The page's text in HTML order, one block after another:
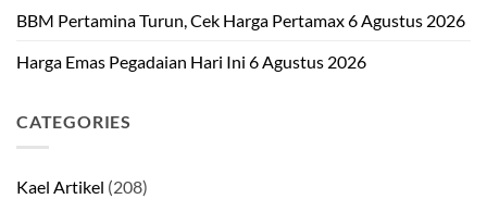
BBM Pertamina Turun, Cek Harga Pertamax 6 Agustus 2026
Harga Emas Pegadaian Hari Ini 6 Agustus 2026
CATEGORIES
Kael Artikel (208)